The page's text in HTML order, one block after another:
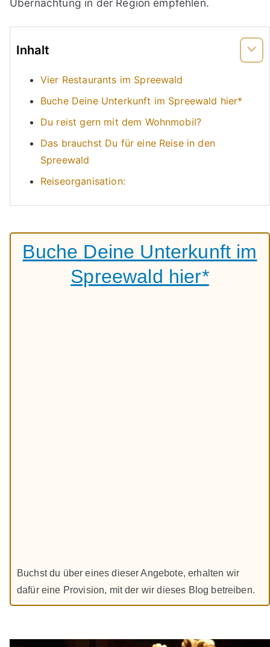
Übernachtung in der Region empfehlen.
Inhalt
Vier Restaurants im Spreewald
Buche Deine Unterkunft im Spreewald hier*
Du reist gern mit dem Wohnmobil?
Das brauchst Du für eine Reise in den
Spreewald
Reiseorganisation:
Buche Deine Unterkunft im
Spreewald hier*
Buchst du über eines dieser Angebote, erhalten wir
dafür eine Provision, mit der wir dieses Blog betreiben.